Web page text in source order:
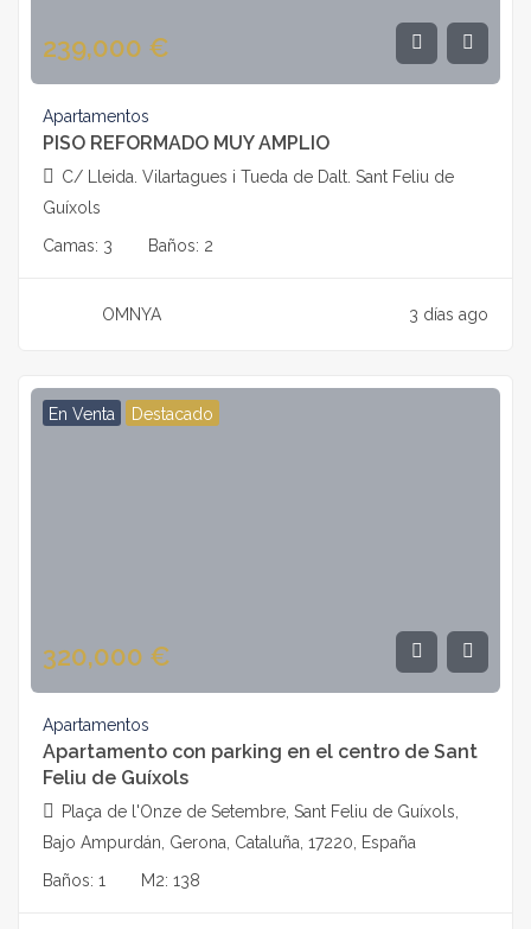
239,000 €
Apartamentos
PISO REFORMADO MUY AMPLIO
C/ Lleida. Vilartagues i Tueda de Dalt. Sant Feliu de
Guíxols
Camas: 3 Baños: 2
OMNYA 3 días ago
En Venta Destacado
320,000 €
Apartamentos
Apartamento con parking en el centro de Sant
Feliu de Guíxols
Plaça de l'Onze de Setembre, Sant Feliu de Guíxols,
Bajo Ampurdán, Gerona, Cataluña, 17220, España
Baños: 1 M2: 138